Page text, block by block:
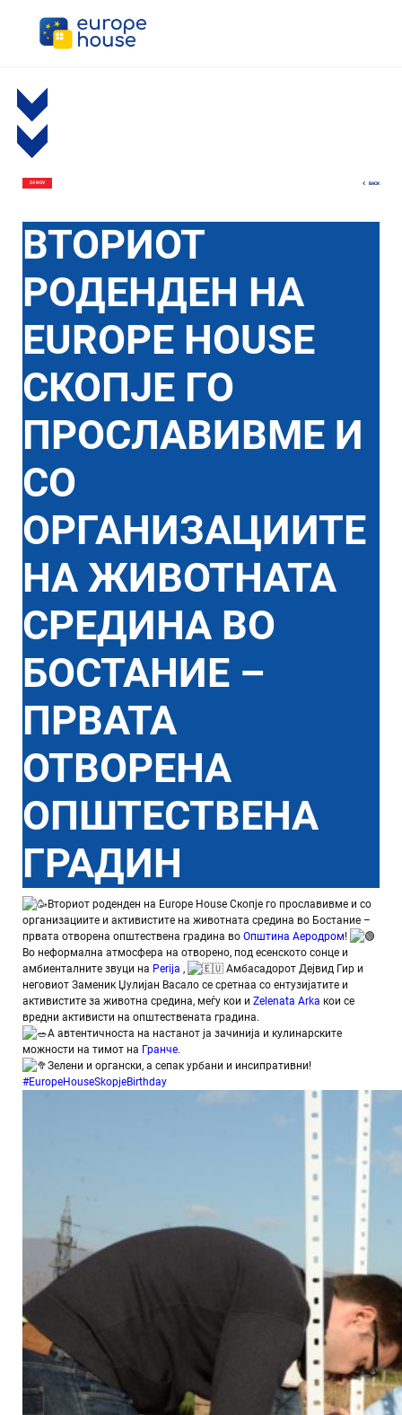
24 NOV BACK
ВТОРИОТ
РОДЕНДЕН НА
EUROPE HOUSE
СКОПЈЕ ГО
ПРОСЛАВИВМЕ И
СО
ОРГАНИЗАЦИИТЕ
НА ЖИВОТНАТА
СРЕДИНА ВО
БОСТАНИЕ –
ПРВАТА
ОТВОРЕНА
ОПШТЕСТВЕНА
ГРАДИН
Вториот роденден на Europe House Скопје го прославивме и со
организациите и активистите на животната средина во Бостание –
првата отворена општествена градина во Општина Аеродром!
Во неформална атмосфера на отворено, под есенското сонце и
амбиенталните звуци на Perija ,
Амбасадорот Дејвид Гир и
неговиот Заменик Џулијан Васало се сретнаа со ентузијатите и
активистите за животна средина, меѓу кои и Zelenata Arka кои се
вредни активисти на општествената градина.
А автентичноста на настанот ја зачинија и кулинарските
можности на тимот на Гранче.
Зелени и органски, а сепак урбани и инсипративни!
#EuropeHouseSkopjeBirthday